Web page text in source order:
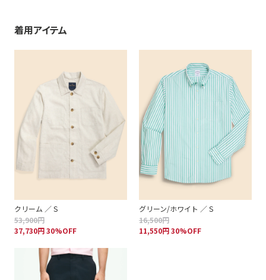
着用アイテム
クリーム ／ S
53,900円
37,730円 30%OFF
グリーン/ホワイト ／ S
16,500円
11,550円 30%OFF